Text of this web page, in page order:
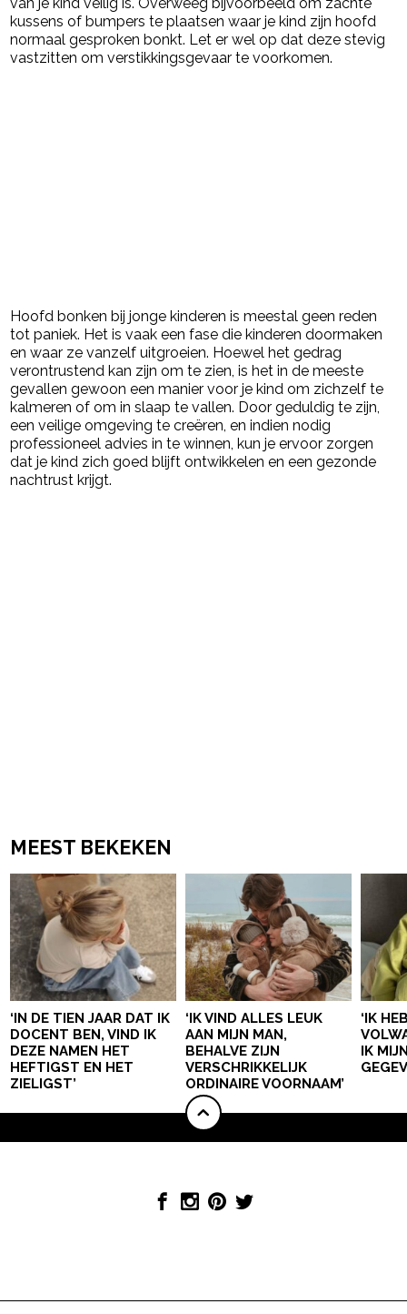
kussens of bumpers te plaatsen waar je kind zijn hoofd
normaal gesproken bonkt. Let er wel op dat deze stevig
vastzitten om verstikkingsgevaar te voorkomen.
Hoofd bonken bij jonge kinderen is meestal geen reden
tot paniek. Het is vaak een fase die kinderen doormaken
en waar ze vanzelf uitgroeien. Hoewel het gedrag
verontrustend kan zijn om te zien, is het in de meeste
gevallen gewoon een manier voor je kind om zichzelf te
kalmeren of om in slaap te vallen. Door geduldig te zijn,
een veilige omgeving te creëren, en indien nodig
professioneel advies in te winnen, kun je ervoor zorgen
dat je kind zich goed blijft ontwikkelen en een gezonde
nachtrust krijgt.
MEEST BEKEKEN
‘IN DE TIEN JAAR DAT IK
DOCENT BEN, VIND IK
DEZE NAMEN HET
HEFTIGST EN HET
ZIELIGST’
‘IK VIND ALLES LEUK
AAN MIJN MAN,
BEHALVE ZIJN
VERSCHRIKKELIJK
ORDINAIRE VOORNAAM’
‘IK
IK